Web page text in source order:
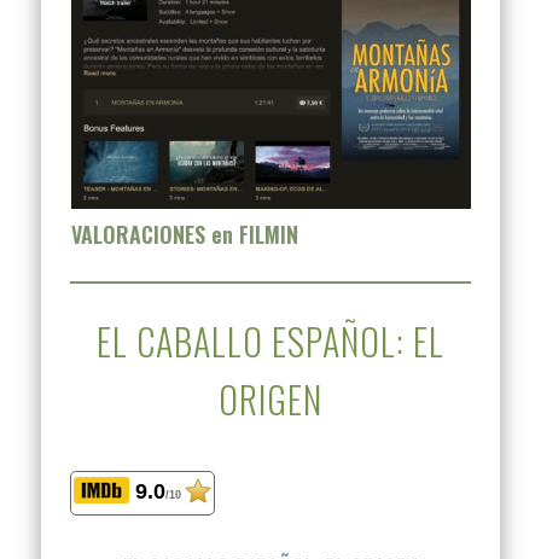
VALORACIONES en FILMIN
EL CABALLO ESPAÑOL: EL
ORIGEN
9.0/10